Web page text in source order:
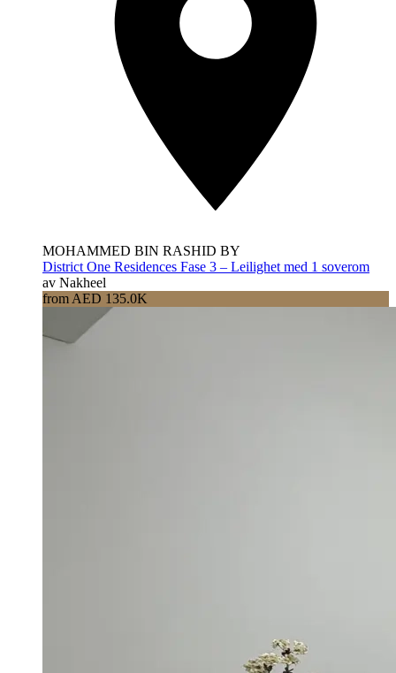
MOHAMMED BIN RASHID BY
District One Residences Fase 3 – Leilighet med 1 soverom
av Nakheel
from AED 135.0K